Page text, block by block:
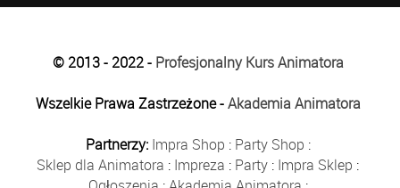
© 2013 - 2022 - Profesjonalny Kurs Animatora
Wszelkie Prawa Zastrzeżone -Akademia Animatora
Partnerzy: Impra Shop : Party Shop :
Sklep dla Animatora : Impreza : Party : Impra Sklep :